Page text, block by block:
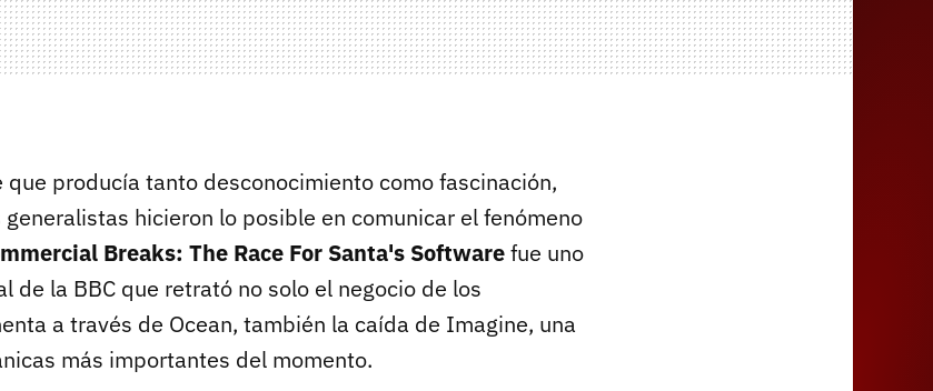
que producía tanto desconocimiento como fascinación,
hicieron lo posible en comunicar el fenómeno
Breaks: The Race For Santa's Softwarefue uno
de la BBC que retrató no solo el negocio de los
a través de Ocean, también la caída de Imagine, una
más importantes del momento.